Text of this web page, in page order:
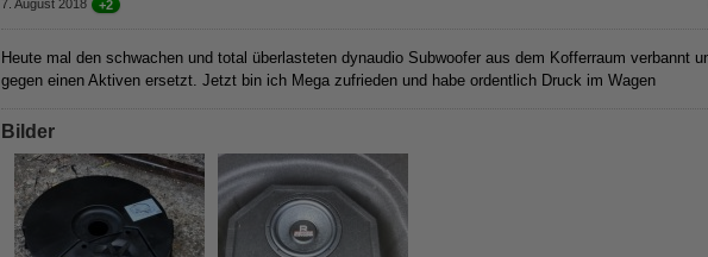
7. August 2018 +2
Heute mal den schwachen und total überlasteten dynaudio Subwoofer aus dem Kofferraum verbannt
gegen einen Aktiven ersetzt. Jetzt bin ich Mega zufrieden und habe ordentlich Druck im Wagen
Bilder